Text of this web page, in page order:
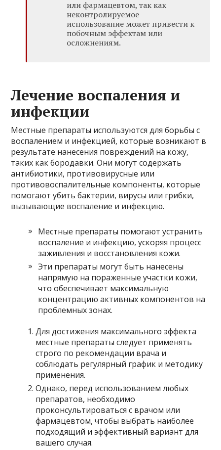
или фармацевтом, так как
неконтролируемое
использование может привести к
побочным эффектам или
осложнениям.
Лечение воспаления и
инфекции
Местные препараты используются для борьбы с
воспалением и инфекцией, которые возникают в
результате нанесения повреждений на кожу,
таких как бородавки. Они могут содержать
антибиотики, противовирусные или
противовоспалительные компоненты, которые
помогают убить бактерии, вирусы или грибки,
вызывающие воспаление и инфекцию.
Местные препараты помогают устранить
воспаление и инфекцию, ускоряя процесс
заживления и восстановления кожи.
Эти препараты могут быть нанесены
напрямую на пораженные участки кожи,
что обеспечивает максимальную
концентрацию активных компонентов на
проблемных зонах.
Для достижения максимального эффекта
местные препараты следует применять
строго по рекомендации врача и
соблюдать регулярный график и методику
применения.
Однако, перед использованием любых
препаратов, необходимо
проконсультироваться с врачом или
фармацевтом, чтобы выбрать наиболее
подходящий и эффективный вариант для
вашего случая.